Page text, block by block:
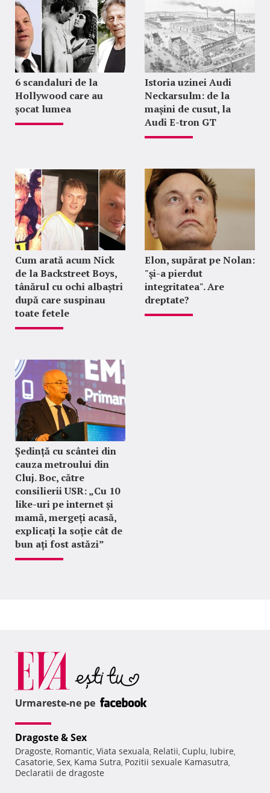
6 scandaluri de la
Hollywood care au
șocat lumea
Istoria uzinei Audi
Neckarsulm: de la
mașini de cusut, la
Audi E-tron GT
Cum arată acum Nick
de la Backstreet Boys,
tânărul cu ochi albaștri
după care suspinau
toate fetele
Elon, supărat pe Nolan:
"şi-a pierdut
integritatea". Are
dreptate?
Ședință cu scântei din
cauza metroului din
Cluj. Boc, către
consilierii USR: „Cu 10
like-uri pe internet și
mamă, mergeți acasă,
explicați la soție cât de
bun ați fost astăzi”
Urmareste-ne pe
Dragoste & Sex
Dragoste, Romantic, Viata sexuala, Relatii, Cuplu, Iubire,
Casatorie, Sex, Kama Sutra, Pozitii sexuale Kamasutra,
Declaratii de dragoste